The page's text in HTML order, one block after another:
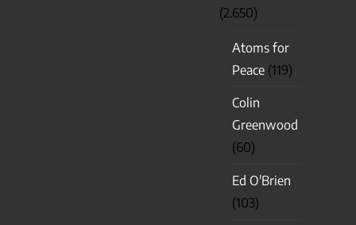
(2.650)
Atoms for
Peace (119)
Colin
Greenwood
(60)
Ed O'Brien
(103)